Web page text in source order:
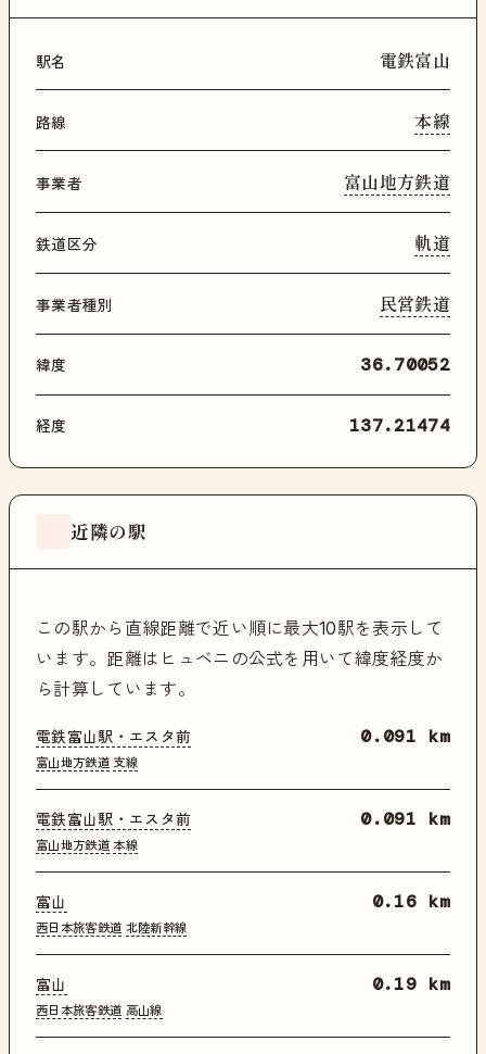
駅名 電鉄富山
路線 本線
事業者 富山地方鉄道
鉄道区分 軌道
事業者種別 民営鉄道
緯度 36.70052
経度 137.21474
近隣の駅
この駅から直線距離で近い順に最大10駅を表示して
います。距離はヒュベニの公式を用いて緯度経度か
ら計算しています。
電鉄富山駅・エスタ前
富山地方鉄道 支線
0.091 km
電鉄富山駅・エスタ前
富山地方鉄道 本線
0.091 km
富山
西日本旅客鉄道 北陸新幹線
0.16 km
富山
西日本旅客鉄道 高山線
0.19 km